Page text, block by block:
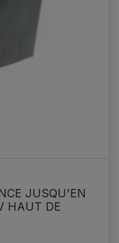
JUSQU'EN
HAUT DE